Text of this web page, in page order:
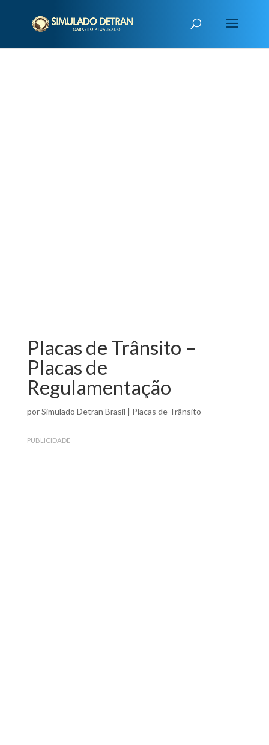
Placas de Trânsito –
Placas de
Regulamentação
porSimulado Detran Brasil | Placas de Trânsito
PUBLICIDADE